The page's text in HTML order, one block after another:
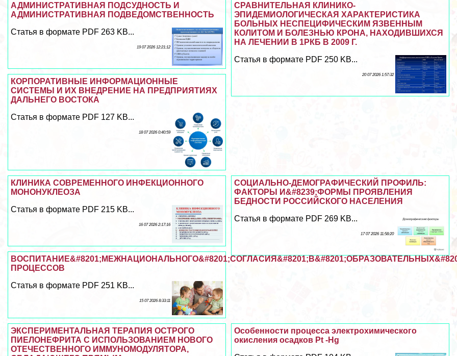
СРАВНИТЕЛЬНАЯ КЛИНИКО-
ЭПИДЕМИОЛОГИЧЕСКАЯ ХАРАКТЕРИСТИКА
БОЛЬНЫХ НЕСПЕЦИФИЧЕСКИМ ЯЗВЕННЫМ
КОЛИТОМ И БОЛЕЗНЬЮ КРОНА, НАХОДИВШИХСЯ
НА ЛЕЧЕНИИ В 1РКБ В 2009 Г.
Статья в формате PDF 250 KB...
20 07 2026 1:57:32
АДМИНИСТРАТИВНАЯ ПОДСУДНОСТЬ И
АДМИНИСТРАТИВНАЯ ПОДВЕДОМСТВЕННОСТЬ
Статья в формате PDF 263 KB...
19 07 2026 12:21:12
КОРПОРАТИВНЫЕ ИНФОРМАЦИОННЫЕ
СИСТЕМЫ И ИХ ВНЕДРЕНИЕ НА ПРЕДПРИЯТИЯХ
ДАЛЬНЕГО ВОСТОКА
Статья в формате PDF 127 KB...
18 07 2026 0:40:59
СОЦИАЛЬНО-ДЕМОГРАФИЧЕСКИЙ ПРОФИЛЬ:
ФАКТОРЫ И&#8239;ФОРМЫ ПРОЯВЛЕНИЯ
БЕДНОСТИ РОССИЙСКОГО НАСЕЛЕНИЯ
Статья в формате PDF 269 KB...
17 07 2026 11:58:20
КЛИНИКА СОВРЕМЕННОГО ИНФЕКЦИОННОГО
МОНОНУКЛЕОЗА
Статья в формате PDF 215 KB...
16 07 2026 2:17:16
ПРОЦЕССОВ
Статья в формате PDF 251 KB...
15 07 2026 8:33:11
Особенности процесса электрохимического
окисления осадков Pt -Hg
ЭКСПЕРИМЕНТАЛЬНАЯ ТЕРАПИЯ ОСТРОГО
ПИЕЛОНЕФРИТА С ИСПОЛЬЗОВАНИЕМ НОВОГО
ОТЕЧЕСТВЕННОГО ИММУНОМОДУЛЯТОРА,